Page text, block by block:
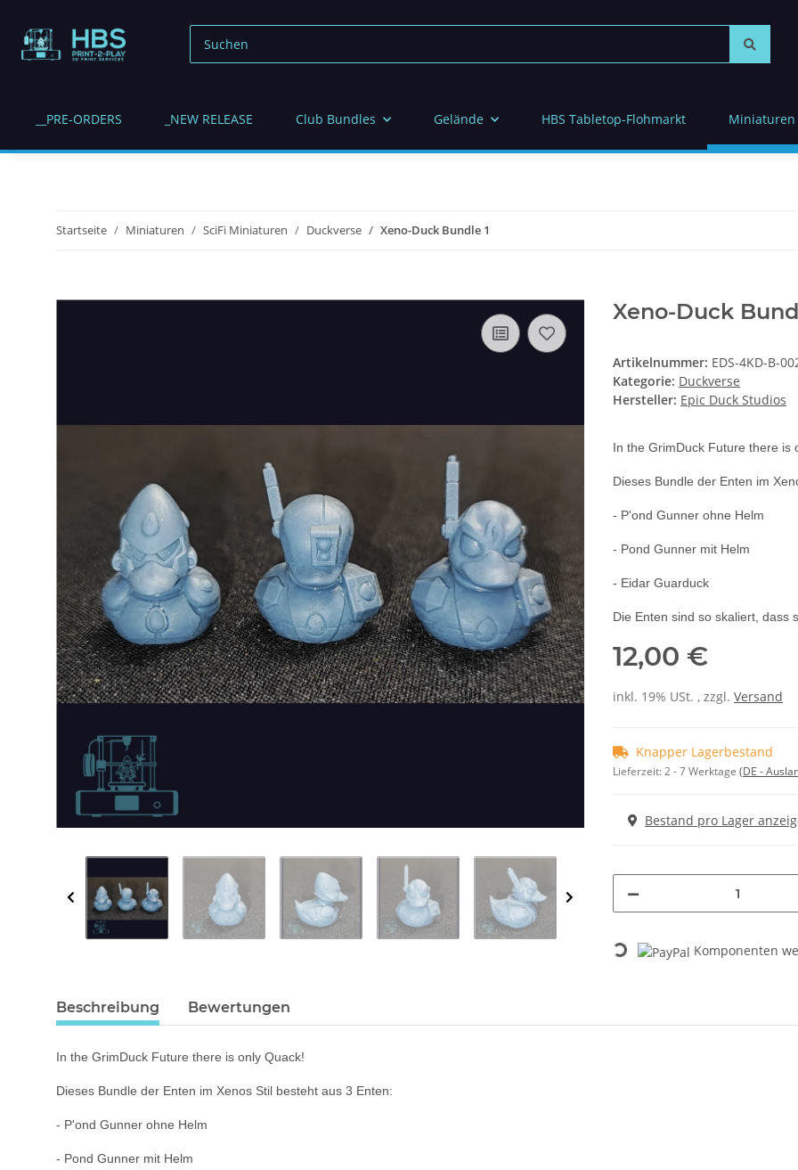
__PRE-ORDERS _NEW RELEASE Club Bundles Gelände HBS Tabletop-Flohmarkt Miniaturen
Startseite Miniaturen SciFi Miniaturen Duckverse Xeno-Duck Bundle 1
Xeno-Duck
Artikelnummer: EDS-4KD-B-
Kategorie: Duckverse
Hersteller: Epic Duck Studios
In the GrimDuck Future there is
Dieses Bundle der Enten im
- P'ond Gunner ohne Helm
- Pond Gunner mit Helm
- Eidar Guarduck
Die Enten sind so skaliert, dass
12,00 €
inkl. 19% USt. , zzgl. Versand
Knapper Lagerbestand
Lieferzeit:2 - 7 Werktage (DE -
Bestand pro Lager
Loading... Komponenten
Beschreibung Bewertungen
In the GrimDuck Future there is only Quack!
Dieses Bundle der Enten im Xenos Stil besteht aus 3 Enten:
- P'ond Gunner ohne Helm
- Pond Gunner mit Helm